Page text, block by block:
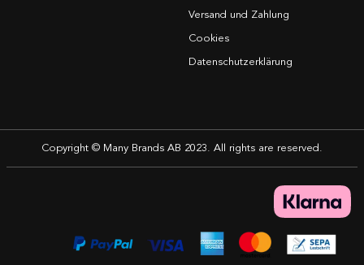
Versand und Zahlung
Cookies
Datenschutzerklärung
Copyright © Many Brands AB 2023. All rights are reserved.